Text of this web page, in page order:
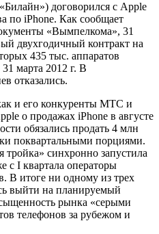
договорился с Apple
по iPhone. Как сообщает
«Вымпелкома», 31
двухгодичный контракт на
435 тыс. аппаратов
марта 2012 г. В
отказались.
и его конкуренты МТС и
о продажах iPhone в августе
обязались продать 4 млн
поквартальными порциями.
синхронно запустила
с I квартала операторы
В итоге ни одному из трех
выйти на планируемый
рынка «серыми
телефонов за рубежом и